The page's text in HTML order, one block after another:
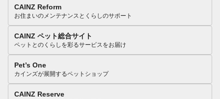
CAINZ Reform
お住まいのメンテナンスとくらしのサポート
CAINZ ペット総合サイト
ペットとのくらしを彩るサービスをお届け
Pet’s One
カインズが展開するペットショップ
CAINZ Reserve